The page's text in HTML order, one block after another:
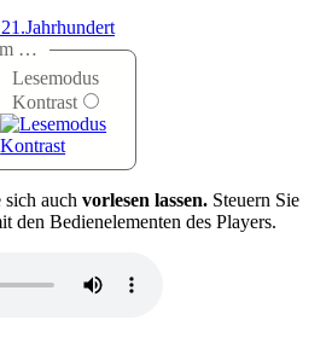
…
Lesemodus
Kontrast
auch vorlesen lassen. Steuern Sie
den Bedienelementen des Players.